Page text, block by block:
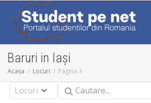
Baruri in Iași
Acasa Locuri Pagina 3
Select search typeCautare...